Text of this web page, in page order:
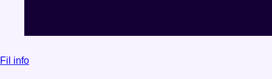
Fil info